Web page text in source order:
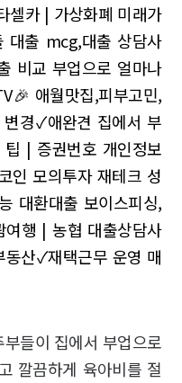
셀카 | 가상화폐 미래가
대출 mcg,대출 상담사
비교 부업으로 얼마나
애월맛집,피부고민,
경✓애완견 집에서 부
| 증권번호 개인정보
인 모의투자 재테크 성
대환대출 보이스피싱,
여행 | 농협 대출상담사
산✓재택근무 운영 매
들이 집에서 부업으로
깔끔하게 육아비를 절